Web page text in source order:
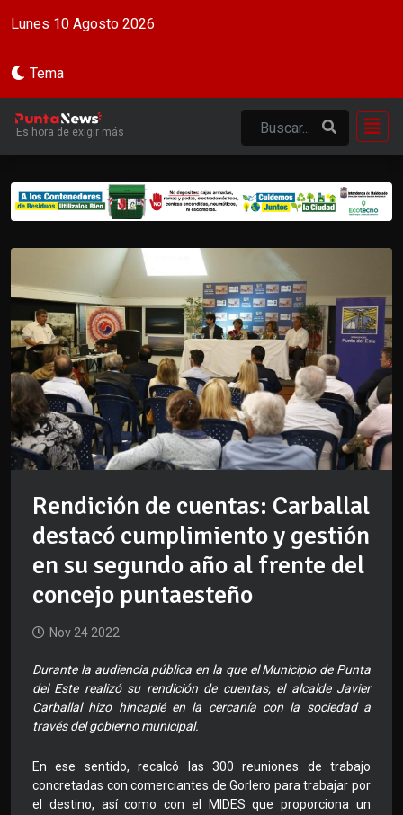
Lunes 10 Agosto 2026
Tema
Es hora de exigir más
Rendición de cuentas: Carballal
destacó cumplimiento y gestión
en su segundo año al frente del
concejo puntaesteño
Nov 24 2022
Durante la audiencia pública en la que el Municipio de Punta
del Este realizó su rendición de cuentas, el alcalde Javier
Carballal hizo hincapié en la cercanía con la sociedad a
través del gobierno municipal.
En ese sentido, recalcó las 300 reuniones de trabajo
concretadas con comerciantes de Gorlero para trabajar por
el destino, así como con el MIDES que proporciona un